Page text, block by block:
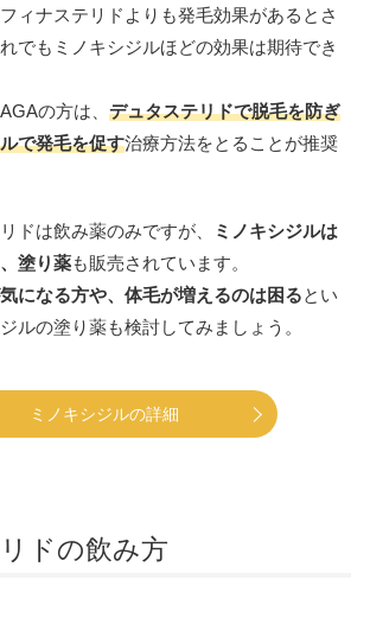
ィナステリドよりも発毛効果があるとさ
でもミノキシジルほどの効果は期待でき
の方は、 デュタステリドで脱毛を防ぎ
で発毛を促す治療方法をとることが推奨
ドは飲み薬のみですが、
ミノキシジルは
塗り薬も販売されています。
になる方や、体毛が増えるのは困るとい
ルの塗り薬も検討してみましょう。
ミノキシジルの詳細
ドの飲み方